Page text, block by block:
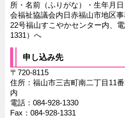
所・名前（ふりがな）・生年月
会福祉協議会内日赤福山市地区
22号福山すこやかセンター内、
1331）へ
申し込み先
〒720-8115
住所：福山市三吉町南二丁目11
内
電話：084-928-1330
Fax：084-928-1331